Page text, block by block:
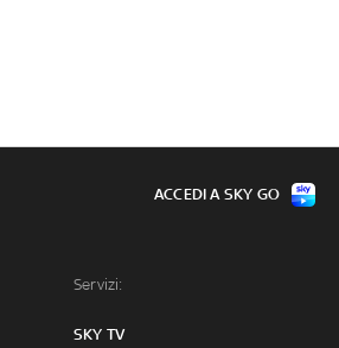
Servizi:
SKY TV
ACCEDI A SKY GO